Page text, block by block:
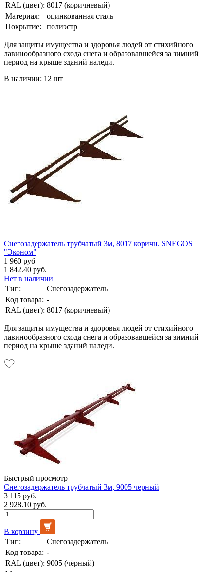
RAL (цвет): 8017 (коричневый)
Материал:
оцинкованная сталь
Покрытие:
полиэстр
Для защиты имущества и здоровья людей от стихийного
лавинообразного схода снега и образовавшейся за зимний
период на крыше зданий наледи.
В наличии: 12 шт
Снегозадержатель трубчатый 3м, 8017 коричн. SNEGOS
"Эконом"
1 960 руб.
1 842.40 руб.
Нет в наличии
Тип:
Снегозадержатель
Код товара: -
RAL (цвет): 8017 (коричневый)
Для защиты имущества и здоровья людей от стихийного
лавинообразного схода снега и образовавшейся за зимний
период на крыше зданий наледи.
Быстрый просмотр
Снегозадержатель трубчатый 3м, 9005 черный
3 115 руб.
2 928.10 руб.
В корзину
Тип:
Снегозадержатель
Код товара: -
RAL (цвет): 9005 (чёрный)